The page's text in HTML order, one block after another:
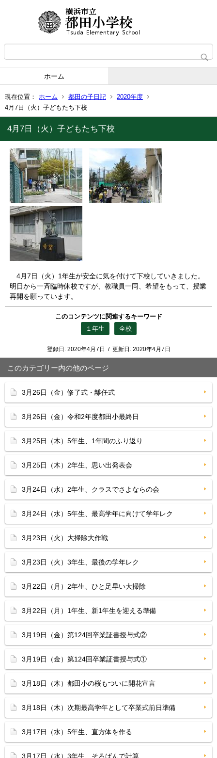
ホーム
現在位置： ホーム 都田の子日記
2020年度
4月7日（火）子どもたち下校
4月7日（火）子どもたち下校
4月7日（火）1年生が安全に気を付けて下校していきました。
明日から一斉臨時休校ですが、教職員一同、希望をもって、授業
再開を願っています。
このコンテンツに関連するキーワード
１年生
全校
登録日: 2020年4月7日 / 更新日: 2020年4月7日
このカテゴリー内の他のページ
3月26日（金）修了式・離任式
3月26日（金）令和2年度都田小最終日
3月25日（木）5年生、1年間のふり返り
3月25日（木）2年生、思い出発表会
3月24日（水）2年生、クラスでさよならの会
3月24日（水）5年生、最高学年に向けて学年レク
3月23日（火）大掃除大作戦
3月23日（火）3年生、最後の学年レク
3月22日（月）2年生、ひと足早い大掃除
3月22日（月）1年生、新1年生を迎える準備
3月19日（金）第124回卒業証書授与式②
3月19日（金）第124回卒業証書授与式①
3月18日（木）都田小の桜もついに開花宣言
3月18日（木）次期最高学年として卒業式前日準備
3月17日（水）5年生、直方体を作る
3月17日（水）3年生、そろばんで計算